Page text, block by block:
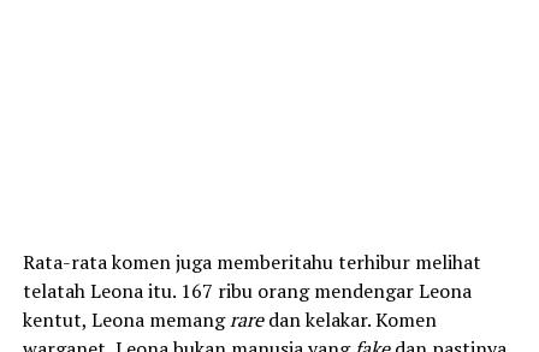
Rata-rata komen juga memberitahu terhibur melihat
telatah Leona itu. 167 ribu orang mendengar Leona
kentut, Leona memangraredan kelakar. Komen